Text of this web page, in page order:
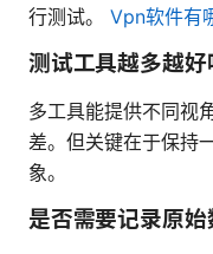
行测试。 Vpn软件有
测试工具越多越好
多工具能提供不同视
差。但关键在于保持
象。
是否需要记录原始